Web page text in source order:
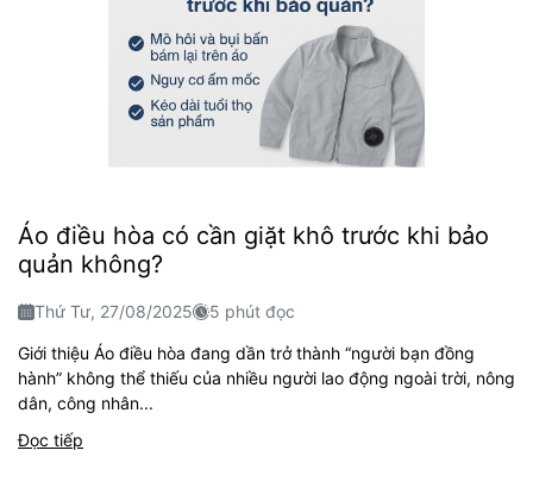
Áo điều hòa có cần giặt khô trước khi bảo
quản không?
Thứ Tư, 27/08/2025 5 phút đọc
Giới thiệu Áo điều hòa đang dần trở thành “người bạn đồng
hành” không thể thiếu của nhiều người lao động ngoài trời, nông
dân, công nhân...
Đọc tiếp